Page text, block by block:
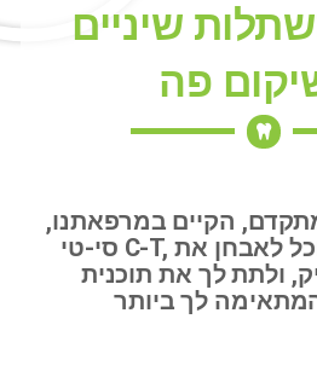
שיניים
הקיים במרפאתנו,
סי-טי C-T, פנורמי ועוד, נוכל לאבחן את
ולתת לך את תוכנית